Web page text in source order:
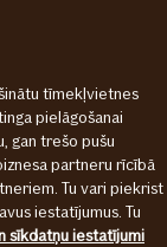
tīmekļvietnes
pielāgošanai
gan trešo pušu
partneru rīcībā
Tu vari piekrist
iestatījumus. Tu
sīkdatņu iestatījumi